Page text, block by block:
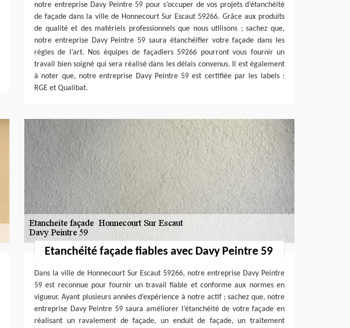
notre entreprise Davy Peintre 59 pour s’occuper de vos projets d’étanchéité
de façade dans la ville de Honnecourt Sur Escaut 59266. Grâce aux produits
de qualité et des matériels professionnels que nous utilisons ; sachez que,
notre entreprise Davy Peintre 59 saura étanchéifier votre façade dans les
règles de l’art. Nos équipes de façadiers 59266 pourront vous fournir un
travail bien soigné qui sera réalisé dans les délais convenus. Il est également
à noter que, notre entreprise Davy Peintre 59 est certifiée par les labels :
RGE et Qualibat.
Etanchéité façade fiables avec Davy Peintre 59
Dans la ville de Honnecourt Sur Escaut 59266, notre entreprise Davy Peintre
59 est reconnue pour fournir un travail fiable et conforme aux normes en
vigueur. Ayant plusieurs années d’expérience à notre actif ; sachez que, notre
entreprise Davy Peintre 59 saura améliorer l’étanchéité de votre façade en
réalisant un ravalement de façade, un enduit de façade, un traitement